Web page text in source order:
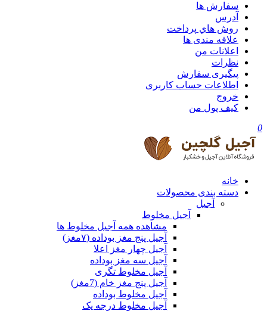
سفارش ها
آدرس
روش هاي پرداخت
علاقه مندی ها
اعلانات من
نظرات
پیگیری سفارش
اطلاعات حساب كاربری
خروج
کیف پول من
0
خانه
دسته بندی محصولات
آجیل
آجیل مخلوط
مشاهده همه آجیل مخلوط ها
آجیل پنج مغز بوداده (۷مغز)
آجیل چهار مغز اعلا
آجیل سه مغز بوداده
آجیل مخلوط تگری
آجیل پنج مغز خام (7مغز)
آجیل مخلوط بوداده
آجیل مخلوط درجه یک